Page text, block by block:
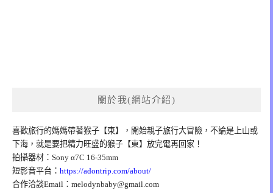
關於我(網站介紹)
喜歡旅行的媽媽帶著猴子【東】，開始親子旅行大冒險，不論是上山或
下海，就是要把精力旺盛的猴子【東】放完電再回家！
拍攝器材：Sony α7C 16-35mm
短影音平台： https://adontrip.com/about/
合作洽談Email： melodynbaby@gmail.com